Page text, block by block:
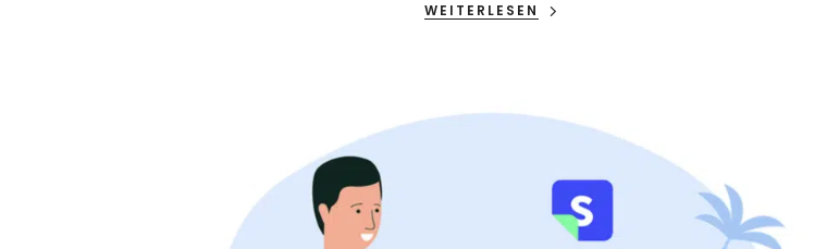
WEITERLESEN